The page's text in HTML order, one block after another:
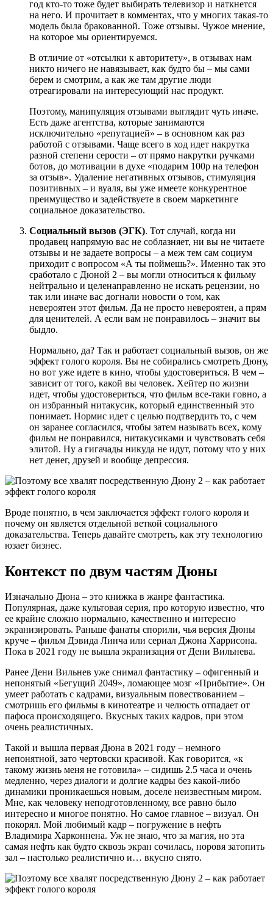
год кто-то тоже будет выбирать телевизор и наткнется
на него. И прочитает в комментах, что у многих такая-то
модель была бракованной. Тоже отзывы. Чужое мнение,
на которое мы ориентируемся.
В отличие от «отсылки к авторитету», в отзывах нам
никто ничего не навязывает, как будто бы – мы сами
берем и смотрим, а как же там другие люди
отреагировали на интересующий нас продукт.
Поэтому, манипуляция отзывами выглядит чуть иначе.
Есть даже агентства, которые занимаются
исключительно «репутацией» – в основном как раз
работой с отзывами. Чаще всего в ход идет накрутка
разной степени серости – от прямо накрутки ручками
ботов, до мотивации в духе «подарим 100р на телефон
за отзыв». Удаление негативных отзывов, стимуляция
позитивных – и вуаля, вы уже имеете конкурентное
преимущество и задействуете в своем маркетинге
социальное доказательство.
Социальный вызов (ЭГК). Тот случай, когда ни
продавец напрямую вас не соблазняет, ни вы не читаете
отзывы и не задаете вопросы – а меж тем сам социум
приходит с вопросом «А ты поймешь?». Именно так это
сработало с Дюной 2 – вы могли относиться к фильму
нейтрально и целенаправленно не искать рецензии, но
так или иначе вас догнали новости о том, как
невероятен этот фильм. Да не просто невероятен, а прям
для ценителей. А если вам не понравилось – значит вы
быдло.
Нормально, да? Так и работает социальный вызов, он же
эффект голого короля. Вы не собирались смотреть Дюну,
но вот уже идете в кино, чтобы удостовериться. В чем –
зависит от того, какой вы человек. Хейтер по жизни
идет, чтобы удостовериться, что фильм все-таки говно, а
он избранный нитакусик, который единственный это
понимает. Нормис идет с целью подтвердить то, с чем
он заранее согласился, чтобы затем называть всех, кому
фильм не понравился, нитакусиками и чувствовать себя
элитой. Ну а гигачады никуда не идут, потому что у них
нет денег, друзей и вообще депрессия.
Вроде понятно, в чем заключается эффект голого короля и
почему он является отдельной веткой социального
доказательства. Теперь давайте смотреть, как эту технологию
юзает бизнес.
Контекст по двум частям Дюны
Изначально Дюна – это книжка в жанре фантастика.
Популярная, даже культовая серия, про которую известно, что
ее крайне сложно нормально, качественно и интересно
экранизировать. Раньше фанаты спорили, чья версия Дюны
круче – фильм Дэвида Линча или сериал Джона Харрисона.
Пока в 2021 году не вышла экранизация от Дени Вильнева.
Ранее Дени Вильнев уже снимал фантастику – офигенный и
непонятый «Бегущий 2049», ломающее мозг «Прибытие». Он
умеет работать с кадрами, визуальным повествованием –
смотришь его фильмы в кинотеатре и челюсть отпадает от
пафоса происходящего. Вкусных таких кадров, при этом
очень реалистичных.
Такой и вышла первая Дюна в 2021 году – немного
непонятной, зато чертовски красивой. Как говорится, «к
такому жизнь меня не готовила» – сидишь 2.5 часа и очень
медленно, через диалоги и долгие кадры без какой-либо
динамики проникаешься новым, доселе неизвестным миром.
Мне, как человеку неподготовленному, все равно было
интересно и многое понятно. Но самое главное – визуал. Он
покорял. Мой любимый кадр – погружение в нефть
Владимира Харконнена. Уж не знаю, что за магия, но эта
самая нефть как будто сквозь экран сочилась, норовя затопить
зал – настолько реалистично и… вкусно снято.